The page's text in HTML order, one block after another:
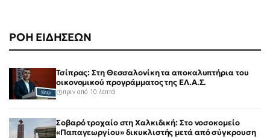
ΡΟΗ ΕΙΔΗΣΕΩΝ
Τσίπρας: Στη Θεσσαλονίκη τα αποκαλυπτήρια του
οικονομικού προγράμματος της ΕΛ.Α.Σ.
πριν από 10 λεπτά
Σοβαρό τροχαίο στη Χαλκιδική: Στο νοσοκομείο
«Παπαγεωργίου» δικυκλιστής μετά από σύγκρουση